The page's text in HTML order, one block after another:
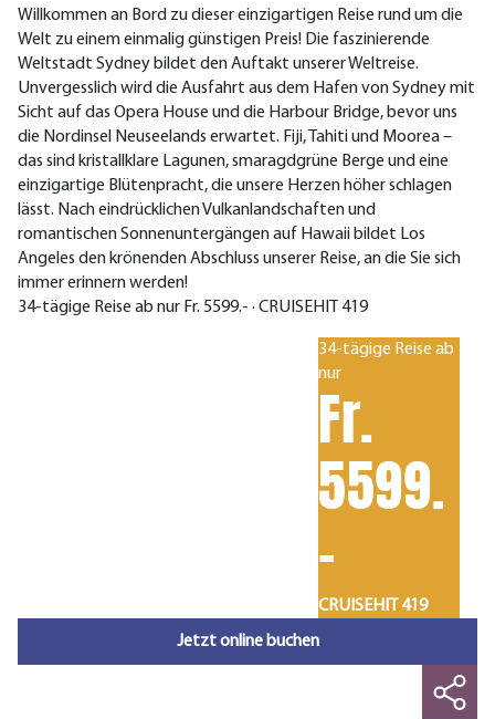
Willkommen an Bord zu dieser einzigartigen Reise rund um die
Welt zu einem einmalig günstigen Preis! Die faszinierende
Weltstadt Sydney bildet den Auftakt unserer Weltreise.
Unvergesslich wird die Ausfahrt aus dem Hafen von Sydney mit
Sicht auf das Opera House und die Harbour Bridge, bevor uns
die Nordinsel Neuseelands erwartet. Fiji, Tahiti und Moorea –
das sind kristallklare Lagunen, smaragdgrüne Berge und eine
einzigartige Blütenpracht, die unsere Herzen höher schlagen
lässt. Nach eindrücklichen Vulkanlandschaften und
romantischen Sonnenuntergängen auf Hawaii bildet Los
Angeles den krönenden Abschluss unserer Reise, an die Sie sich
immer erinnern werden!
34-tägige Reise ab nur Fr. 5599.- · CRUISEHIT 419
34-tägige Reise ab
nur
Fr.
5599.
-
CRUISEHIT 419
Jetzt online buchen